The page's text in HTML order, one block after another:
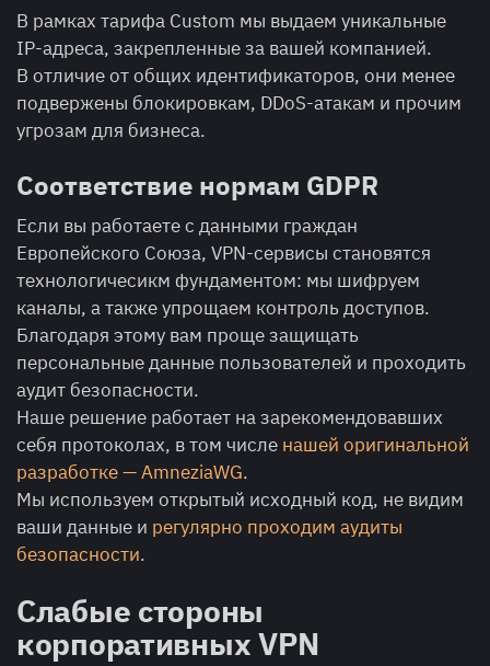
В рамках тарифа Custom мы выдаем уникальные
IP-адреса, закрепленные за вашей компанией.
В отличие от общих идентификаторов, они менее
подвержены блокировкам, DDoS-атакам и прочим
угрозам для бизнеса.
Соответствие нормам GDPR
Если вы работаете с данными граждан
Европейского Союза, VPN-сервисы становятся
технологичесикм фундаментом: мы шифруем
каналы, а также упрощаем контроль доступов.
Благодаря этому вам проще защищать
персональные данные пользователей и проходить
аудит безопасности.
Наше решение работает на зарекомендовавших
себя протоколах, в том числе нашей оригинальной
разработке — AmneziaWG.
Мы используем открытый исходный код, не видим
ваши данные и регулярно проходим аудиты
безопасности.
Слабые стороны
корпоративных VPN